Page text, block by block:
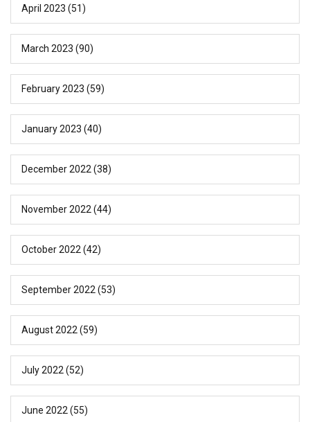
April 2023 (51)
March 2023 (90)
February 2023 (59)
January 2023 (40)
December 2022(38)
November 2022(44)
October 2022(42)
September 2022(53)
August 2022(59)
July 2022(52)
June 2022(55)